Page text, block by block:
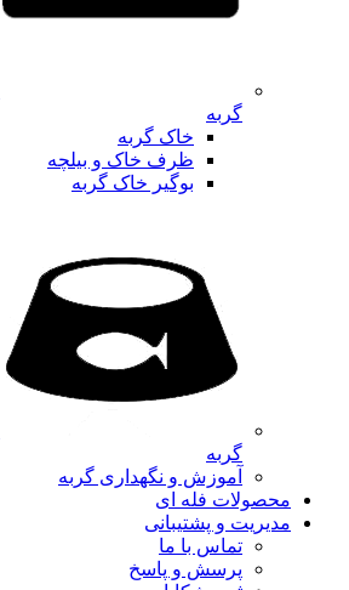
گربه
خاک گربه
ظرف خاک و بیلچه
بوگیر خاک گربه
گربه
آموزش و نگهداری گربه
محصولات فله ای
مدیریت و پشتیبانی
تماس با ما
پرسش و پاسخ